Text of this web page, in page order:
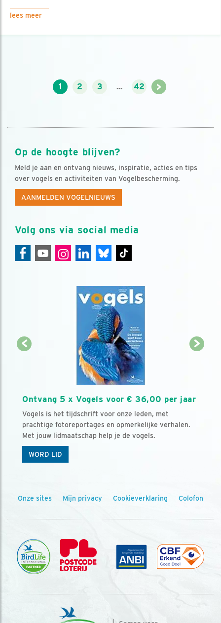
lees meer
1 2 3 ... 42 >
Op de hoogte blijven?
Meld je aan en ontvang nieuws, inspiratie, acties en tips
over vogels en activiteiten van Vogelbescherming.
AANMELDEN VOGELNIEUWS
Volg ons via social media
Ontvang 5 x Vogels voor € 36,00 per jaar
Vogels is het tijdschrift voor onze leden, met
prachtige fotoreportages en opmerkelijke verhalen.
Met jouw lidmaatschap help je de vogels.
WORD LID
Onze sites Mijn privacy Cookieverklaring Colofon